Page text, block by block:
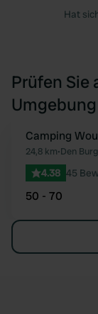
Hat
Prüfen Sie
Umgebung
Jetzt buchen
Camping
24,8 km•Den
4.38 45
50 - 70